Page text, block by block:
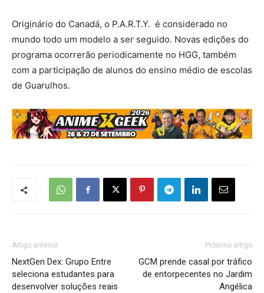
Originário do Canadá, o P.A.R.T.Y. é considerado no
mundo todo um modelo a ser seguido. Novas edições do
programa ocorrerão periodicamente no HGG, também
com a participação de alunos do ensino médio de escolas
de Guarulhos.
Artigo anterior
NextGen Dex: Grupo Entre
seleciona estudantes para
desenvolver soluções reais
Próximo artigo
GCM prende casal por tráfico
de entorpecentes no Jardim
Angélica